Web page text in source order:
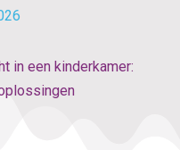
in een kinderkamer: